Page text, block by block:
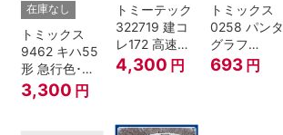
在庫なし
トミックス
9462 キハ55
形 急行色･一
段窓 Ｔ Nゲー
ジ
3,300 円
トミーテック
322719 建コ
レ172 高速道
路 Ｎゲージ
4,300 円
トミックス
0258 パンタ
グラフ
PT4811N 2個
693 円